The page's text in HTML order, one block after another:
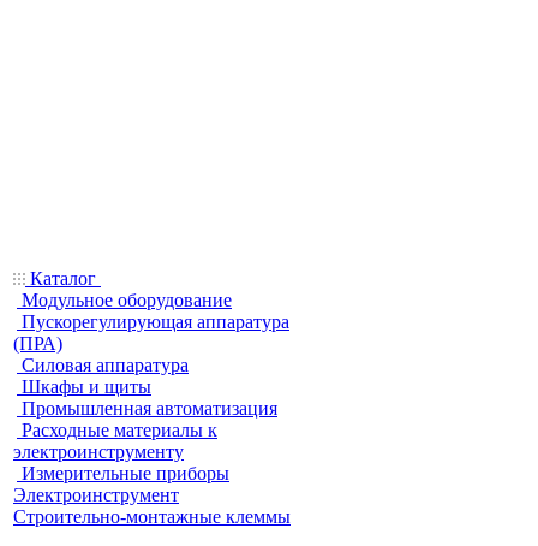
Каталог
Модульное оборудование
Пускорегулирующая аппаратура
(ПРА)
Силовая аппаратура
Шкафы и щиты
Промышленная автоматизация
Расходные материалы к
электроинструменту
Измерительные приборы
Электроинструмент
Строительно-монтажные клеммы